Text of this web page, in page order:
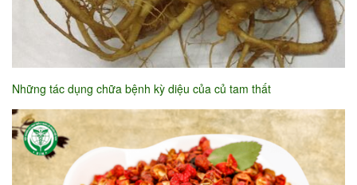
Những tác dụng chữa bệnh kỳ diệu của củ tam thất